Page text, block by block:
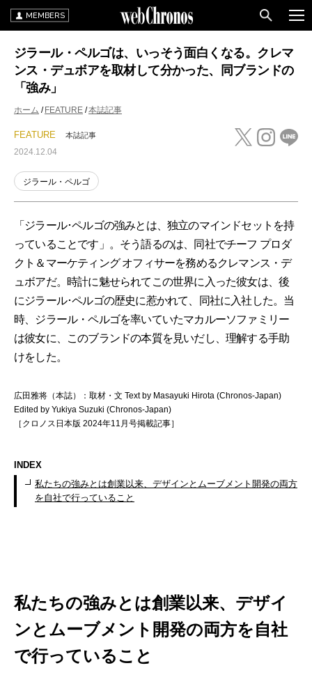
MEMBERS
ジラール・ペルゴは、いっそう面白くなる。クレマ
ンス・デュボアを取材して分かった、同ブランドの
「強み」
ホーム FEATURE 本誌記事
FEATURE 本誌記事
2024.12.04
ジラール・ペルゴ
「ジラール･ペルゴの強みとは、独立のマインドセットを持
っていることです」。そう語るのは、同社でチーフ プロダ
クト＆マーケティング オフィサーを務めるクレマンス・デ
ュボアだ。時計に魅せられてこの世界に入った彼女は、後
にジラール･ペルゴの歴史に惹かれて、同社に入社した。当
時、ジラール・ペルゴを率いていたマカルーソファミリー
は彼女に、このブランドの本質を見いだし、理解する手助
けをした。
広田雅将（本誌）：取材・文 Text by Masayuki Hirota (Chronos-Japan)
Edited by Yukiya Suzuki (Chronos-Japan)
［クロノス日本版 2024年11月号掲載記事］
INDEX
私たちの強みとは創業以来、デザインとムーブメント開発の両方
を自社で行っていること
私たちの強みとは創業以来、デザイ
ンとムーブメント開発の両方を自社
で行っていること